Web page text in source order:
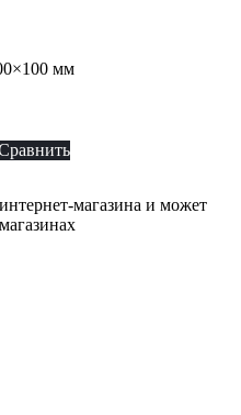
мм
магазина и может